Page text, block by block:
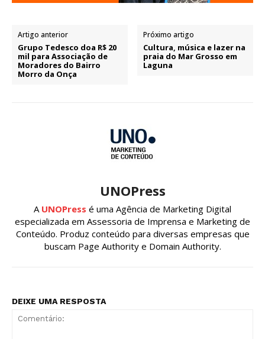
Artigo anterior
Grupo Tedesco doa R$ 20
mil para Associação de
Moradores do Bairro
Morro da Onça
Próximo artigo
Cultura, música e lazer na
praia do Mar Grosso em
Laguna
UNOPress
A UNOPress é uma Agência de Marketing Digital
especializada em Assessoria de Imprensa e Marketing de
Conteúdo. Produz conteúdo para diversas empresas que
buscam Page Authority e Domain Authority.
DEIXE UMA RESPOSTA